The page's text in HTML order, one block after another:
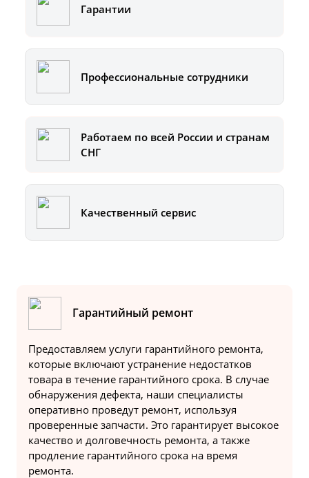
Гарантии
Профессиональные сотрудники
Работаем по всей России и странам
СНГ
Качественный сервис
Гарантийный ремонт
Предоставляем услуги гарантийного ремонта,
которые включают устранение недостатков
товара в течение гарантийного срока. В случае
обнаружения дефекта, наши специалисты
оперативно проведут ремонт, используя
проверенные запчасти. Это гарантирует высокое
качество и долговечность ремонта, а также
продление гарантийного срока на время
ремонта.